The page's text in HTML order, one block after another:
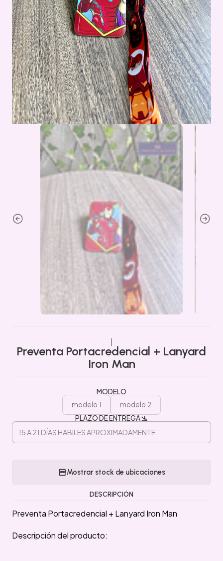
Preventa Portacredencial + Lanyard
Iron Man
MODELO
modelo 1 modelo 2
PLAZO DE ENTREGA 🛬
Mostrar stock de ubicaciones
DESCRIPCIÓN
Preventa Portacredencial + Lanyard Iron Man
Descripción del producto: